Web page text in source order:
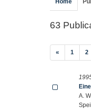
Home
63
« 1 2
A.